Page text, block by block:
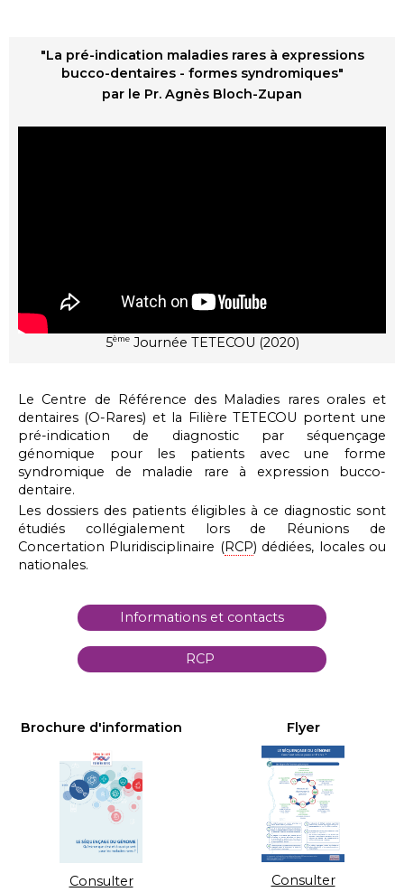
"La pré-indication maladies rares à expressions
bucco-dentaires - formes syndromiques"
par le Pr. Agnès Bloch-Zupan
5èmeJournée TETECOU (2020)
Le Centre de Référence des Maladies rares orales et
dentaires (O-Rares) et la Filière TETECOU portent une
pré-indication de diagnostic par séquençage
génomique pour les patients avec une forme
syndromique de maladie rare à expression bucco-
dentaire.
Les dossiers des patients éligibles à ce diagnostic sont
étudiés collégialement lors de Réunions de
Concertation Pluridisciplinaire (RCP) dédiées, locales ou
nationales.
Informations et contacts
RCP
Brochure d'information
Consulter
Flyer
Consulter